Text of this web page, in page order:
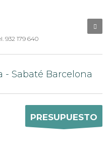
932 179 640
PRESUPUESTO